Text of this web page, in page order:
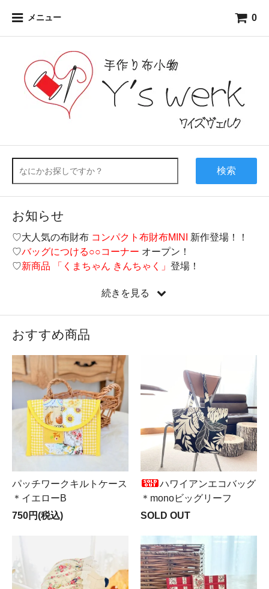
メニュー 0
検索
お知らせ
♡大人気の布財布 コンパクト布財布MINI 新作登場！！
♡バッグにつける○○コーナー オープン！
♡新商品 「くまちゃん きんちゃく」 登場！
♡遂に来ました！LIBERTY全品半額SALE実施中
続きを見る
おすすめ商品
パッチワークキルトケース
＊イエローB
750円(税込)
ハワイアンエコバッグ
＊monoビッグリーフ
SOLD OUT